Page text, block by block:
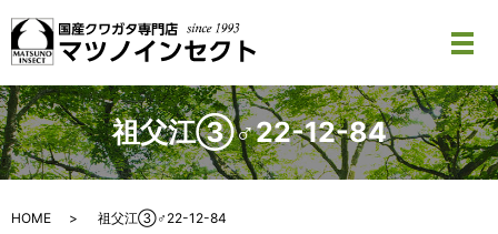
メ
祖父江③♂22-12-84
HOME 祖父江③♂22-12-84